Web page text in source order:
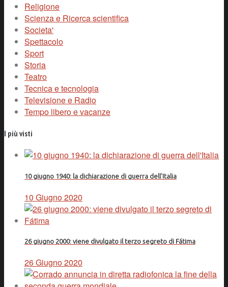
Religione
Scienza e Ricerca scientifica
Societa'
Spettacolo
Sport
Storia
Teatro
Tecnica e tecnologia
Televisione e Radio
Tempo libero e vacanze
I più visti
10 giugno 1940: la dichiarazione di guerra dell'Italia
10 Giugno 2020
26 giugno 2000: viene divulgato il terzo segreto di Fátima
26 Giugno 2020